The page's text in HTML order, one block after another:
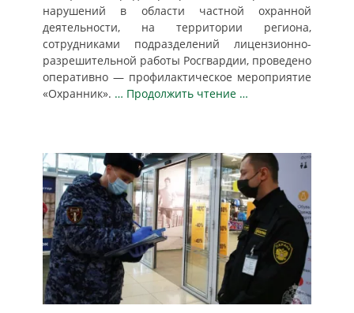
нарушений в области частной охранной
деятельности, на территории региона,
сотрудниками подразделений лицензионно-
разрешительной работы Росгвардии, проведено
оперативно — профилактическое мероприятие
«Охранник». … Продолжить чтение …